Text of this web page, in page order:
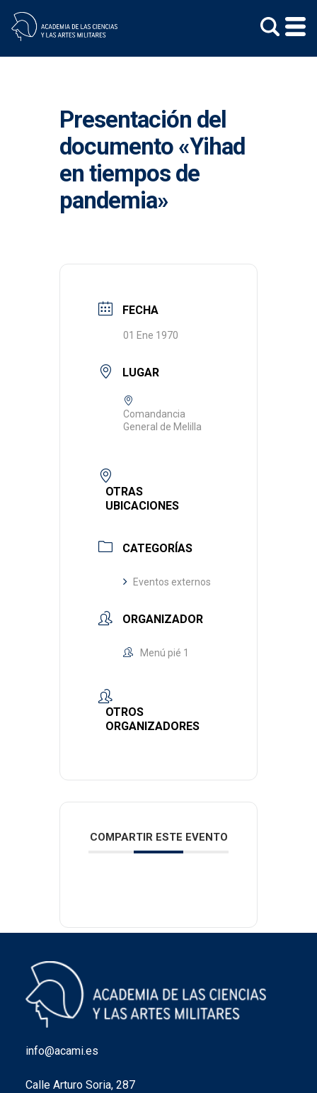
Presentación del
documento «Yihad
en tiempos de
pandemia»
FECHA
01 Ene 1970
LUGAR
Comandancia
General de Melilla
OTRAS
UBICACIONES
CATEGORÍAS
Eventos externos
ORGANIZADOR
Menú pié 1
OTROS
ORGANIZADORES
COMPARTIR ESTE EVENTO
info@acami.es
Calle Arturo Soria, 287